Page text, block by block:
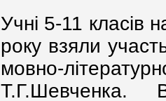
Учні 5-11 класів
року взяли
мовно-
Т.Г.Шевченка.